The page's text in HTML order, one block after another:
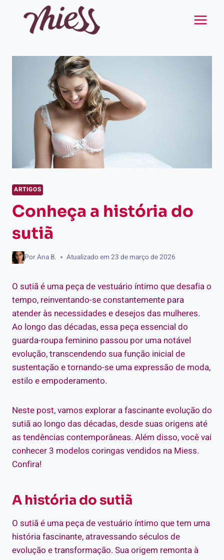
ARTIGOS
Conheça a história do
sutiã
PorAna B. Atualizado em 23 de março de 2026
O sutiã é uma peça de vestuário íntimo que desafia o
tempo, reinventando-se constantemente para
atender às necessidades e desejos das mulheres.
Ao longo das décadas, essa peça essencial do
guarda-roupa feminino passou por uma notável
evolução, transcendendo sua função inicial de
sustentação e tornando-se uma expressão de moda,
estilo e empoderamento.
Neste post, vamos explorar a fascinante evolução do
sutiã ao longo das décadas, desde suas origens até
as tendências contemporâneas. Além disso, você vai
conhecer 3 modelos coringas vendidos na Miess.
Confira!
A história do sutiã
O sutiã é uma peça de vestuário íntimo que tem uma
história fascinante, atravessando séculos de
evolução e transformação. Sua origem remonta à